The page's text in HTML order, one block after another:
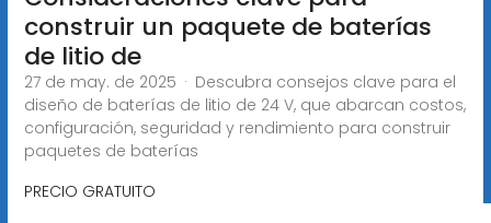
construir un paquete de baterías
de litio de
27 de may. de 2025 · Descubra consejos clave para el
diseño de baterías de litio de 24 V, que abarcan costos,
configuración, seguridad y rendimiento para construir
paquetes de baterías
PRECIO GRATUITO